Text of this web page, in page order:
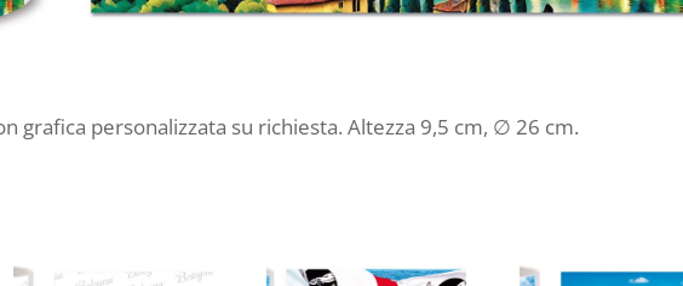
grafica personalizzata su richiesta. Altezza 9,5 cm, ∅ 26 cm.